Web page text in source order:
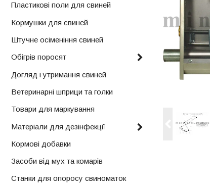
Пластикові поли для свиней
Кормушки для свиней
Штучне осіменіння свиней
Обігрів поросят
Догляд і утримання свиней
Ветеринарні шприци та голки
Товари для маркування
Матеріали для дезінфекції
Кормові добавки
Засоби від мух та комарів
Станки для опоросу свиноматок